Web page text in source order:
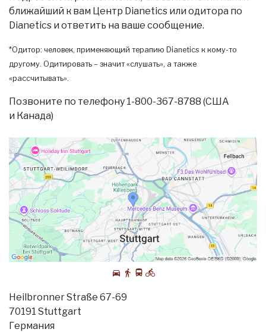
ближайший к вам Центр Dianetics или одитора по
Dianetics и ответить на ваше сообщение.
*Одитор: человек, применяющий терапию Dianetics к кому-то
другому. Одитировать – значит «слушать», а также
«рассчитывать».
Позвоните по телефону 1-800-367-8788 (США
и Канада)
Heilbronner Straße 67-69
70191 Stuttgart
Германия